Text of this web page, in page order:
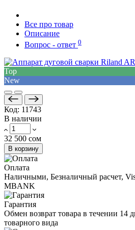
Все про товар
Описание
Вопрос - ответ 0
Top
New
Код: 11743
В наличии
32 500 сом
В корзину
Оплата
Наличными, Безналичный расчет,
MBANK
Гарантия
Обмен возврат товара в течении 14
товарного вида